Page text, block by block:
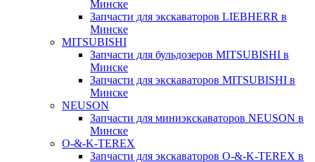
Минске
Запчасти для экскаваторов LIEBHERR в
Минске
MITSUBISHI
Запчасти для бульдозеров MITSUBISHI в
Минске
Запчасти для экскаваторов MITSUBISHI в
Минске
NEUSON
Запчасти для миниэкскаваторов NEUSON в
Минске
O-&-K-TEREX
Запчасти для экскаваторов O-&-K-TEREX в